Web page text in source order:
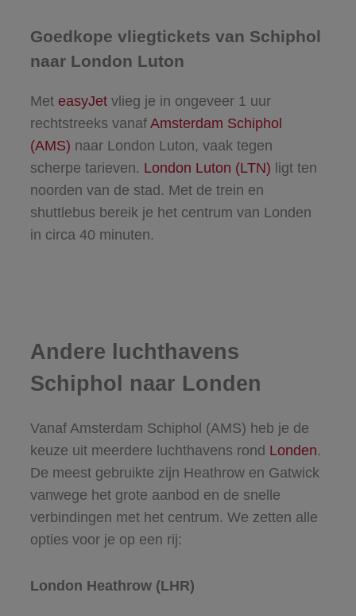
Goedkope vliegtickets van Schiphol
naar London Luton
Met easyJetvlieg je in ongeveer 1 uur
rechtstreeks vanaf Amsterdam Schiphol
(AMS) naar London Luton, vaak tegen
scherpe tarieven. London Luton (LTN) ligt ten
noorden van de stad. Met de trein en
shuttlebus bereik je het centrum van Londen
in circa 40 minuten.
Andere luchthavens
Schiphol naar Londen
Vanaf Amsterdam Schiphol (AMS) heb je de
keuze uit meerdere luchthavens rond Londen.
De meest gebruikte zijn Heathrow en Gatwick
vanwege het grote aanbod en de snelle
verbindingen met het centrum. We zetten alle
opties voor je op een rij:
London Heathrow (LHR)